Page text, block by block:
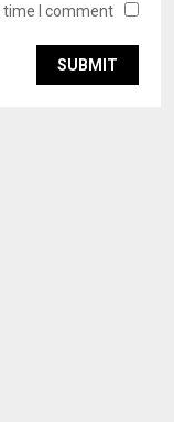
I comment.